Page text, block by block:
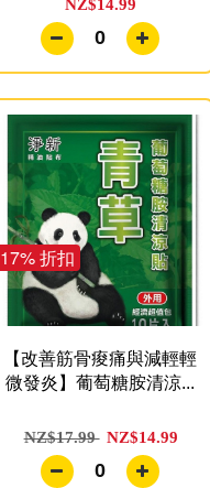
NZ$14.99
0
17% 折扣
【改善筋骨痠痛與減輕輕
微發炎】葡萄糖胺清涼...
NZ$17.99 NZ$14.99
0